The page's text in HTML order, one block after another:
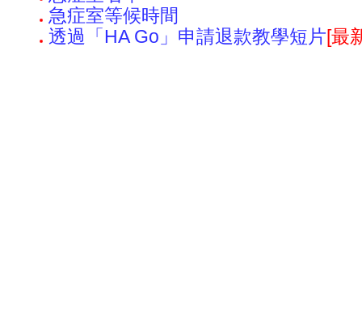
急症室等候時間
透過「HA Go」申請退款教學短片[最